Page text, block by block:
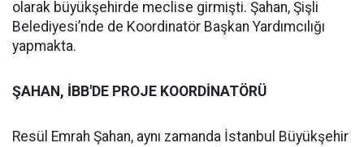
olarak büyükşehirde meclise girmişti. Şahan, Şişli
Belediyesi’nde de Koordinatör Başkan Yardımcılığı
yapmakta.
ŞAHAN, İBB'DE PROJE KOORDİNATÖRÜ
Resül Emrah Şahan, aynı zamanda İstanbul Büyükşehir